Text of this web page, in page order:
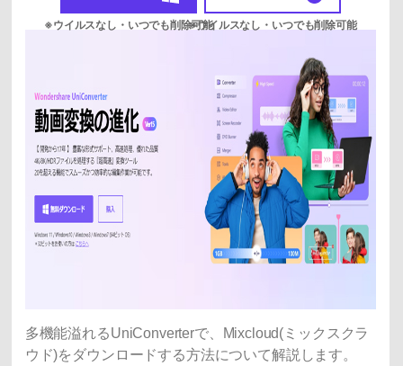
多機能溢れるUniConverterで、Mixcloud(ミックスクラ
ウド)をダウンロードする方法について解説します。